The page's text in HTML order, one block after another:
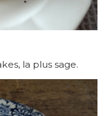
la plus sage.